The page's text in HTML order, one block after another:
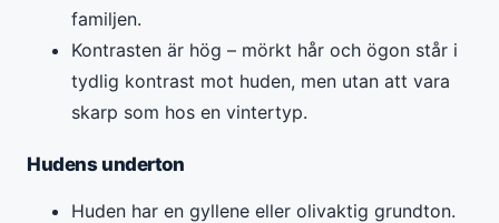
familjen.
Kontrasten är hög – mörkt hår och ögon står i
tydlig kontrast mot huden, men utan att vara
skarp som hos en vintertyp.
Hudens underton
Huden har en gyllene eller olivaktig grundton.